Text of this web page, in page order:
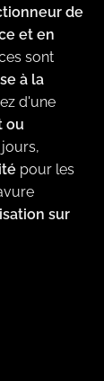
de
et en
sont
à la
d'une
ou
pour les
sur